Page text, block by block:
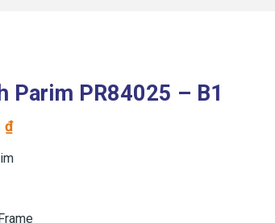
Parim PR84025 – B1
₫